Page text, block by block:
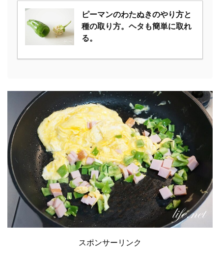
ピーマンのわたぬきのやり方と
種の取り方。ヘタも簡単に取れ
る。
スポンサーリンク